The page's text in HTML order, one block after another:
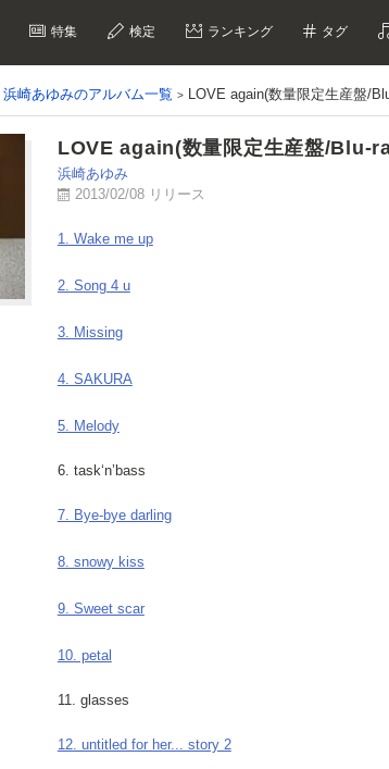
特集 検定 ランキング タグ
浜崎あゆみのアルバム一覧 LOVE again(数量限定生産盤/
LOVE again(数量限定生産盤/Blu-
浜崎あゆみ
2013/02/08 リリース
1. Wake me up
2. Song 4 u
3. Missing
4. SAKURA
5. Melody
6. task‘n’bass
7. Bye-bye darling
8. snowy kiss
9. Sweet scar
10. petal
11. glasses
12. untitled for her... story 2